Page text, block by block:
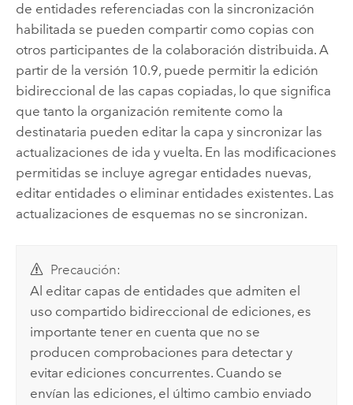
de entidades referenciadas con la sincronización
habilitada se pueden compartir como copias con
otros participantes de la colaboración distribuida. A
partir de la versión 10.9, puede permitir la edición
bidireccional de las capas copiadas, lo que significa
que tanto la organización remitente como la
destinataria pueden editar la capa y sincronizar las
actualizaciones de ida y vuelta. En las modificaciones
permitidas se incluye agregar entidades nuevas,
editar entidades o eliminar entidades existentes. Las
actualizaciones de esquemas no se sincronizan.
Precaución:
Al editar capas de entidades que admiten el
uso compartido bidireccional de ediciones, es
importante tener en cuenta que no se
producen comprobaciones para detectar y
evitar ediciones concurrentes. Cuando se
envían las ediciones, el último cambio enviado